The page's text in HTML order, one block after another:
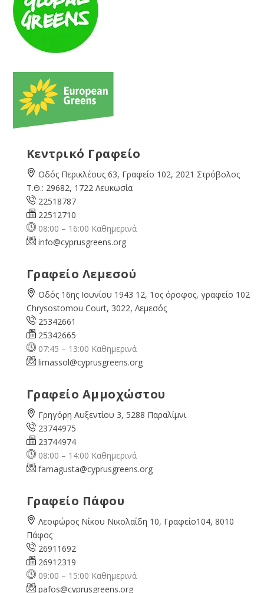
Κεντρικό Γραφείο
Οδός Περικλέους 63, Γραφείο 102, 2021 Στρόβολος
Τ.Θ.: 29682, 1722 Λευκωσία
22518787
22512710
08:00 – 16:00 Καθημερινά
info@cyprusgreens.org
Γραφείο Λεμεσού
Οδός 16ης Ιουνίου 1943 12, 1ος όροφος, γραφείο 102
Chrysostomou Court, 3022, Λεμεσός
25342661
25342665
07:45 – 13:00 Καθημερινά
limassol@cyprusgreens.org
Γραφείο Αμμοχώστου
Γρηγόρη Αυξεντίου 3, 5288 Παραλίμνι
23744975
23744974
08:00 – 14:00 Καθημερινά
famagusta@cyprusgreens.org
Γραφείο Πάφου
Λεοφώρος Νίκου Νικολαίδη 10, Γραφείο104, 8010
Πάφος
26911692
26912319
09:00 – 15:00 Καθημερινά
pafos@cyprusgreens.org